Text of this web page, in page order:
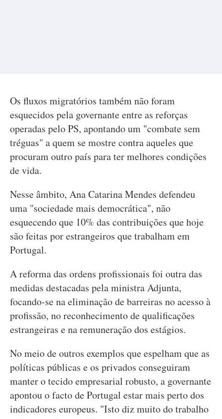
Os fluxos migratórios também não foram
esquecidos pela governante entre as reforças
operadas pelo PS, apontando um "combate sem
tréguas" a quem se mostre contra aqueles que
procuram outro país para ter melhores condições
de vida.
Nesse âmbito, Ana Catarina Mendes defendeu
uma "sociedade mais democrática", não
esquecendo que 10% das contribuições que hoje
são feitas por estrangeiros que trabalham em
Portugal.
A reforma das ordens profissionais foi outra das
medidas destacadas pela ministra Adjunta,
focando-se na eliminação de barreiras no acesso à
profissão, no reconhecimento de qualificações
estrangeiras e na remuneração dos estágios.
No meio de outros exemplos que espelham que as
políticas públicas e os privados conseguiram
manter o tecido empresarial robusto, a governante
apontou o facto de Portugal estar mais perto dos
indicadores europeus. "Isto diz muito do trabalho